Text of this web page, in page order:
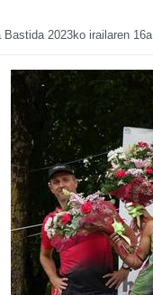
Bastida 2023ko irailaren 16a